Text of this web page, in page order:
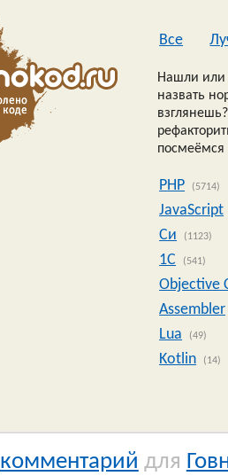
Все
Нашли или
назвать
посмеёмся
PHP (5714)
JavaScript
Си
(1123)
1C (541)
Objective
Assembler
Lua
(49)
Kotlin (14)
комментарий для